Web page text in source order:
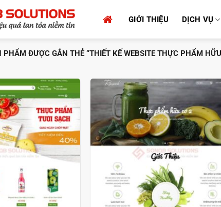
GIỚI THIỆU DỊCH VỤ
PHẨM ĐƯỢC GẮN THẺ “THIẾT KẾ WEBSITE THỰC PHẨM